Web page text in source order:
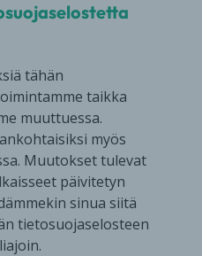
tähän
taikka
muuttuessa.
myös
Muutokset tulevat
päivitetyn
sinua siitä
tietosuojaselosteen